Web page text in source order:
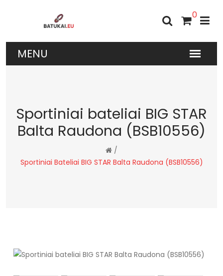
0
Sportiniai bateliai BIG STAR
Balta Raudona (BSB10556)
/
Sportiniai Bateliai BIG STAR Balta Raudona (BSB10556)